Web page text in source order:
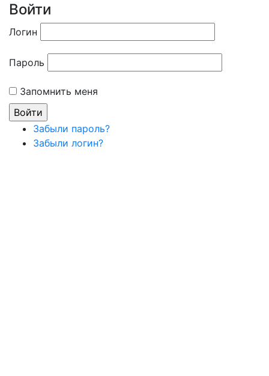
Войти
Логин
Пароль
Запомнить меня
Забыли пароль?
Забыли логин?